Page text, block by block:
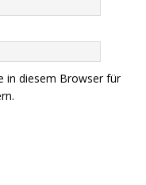
in diesem Browser für